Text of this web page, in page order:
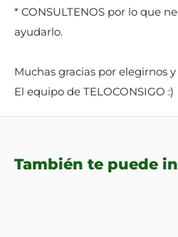
* CONSULTENOS por lo que
ayudarlo.
Muchas gracias por elegirnos
El equipo de TELOCONSIGO :)
También te puede